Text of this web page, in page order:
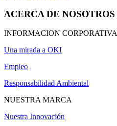
ACERCA DE NOSOTROS
INFORMACION CORPORATIVA
Una mirada a OKI
Empleo
Responsabilidad Ambiental
NUESTRA MARCA
Nuestra Innovación